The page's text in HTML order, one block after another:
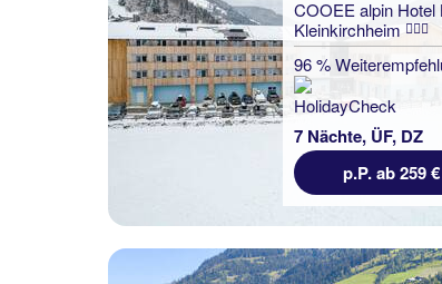
COOEE alpin Hotel
Kleinkirchheim
96 %
7 Nächte, ÜF, DZ
p.P. ab 259 €